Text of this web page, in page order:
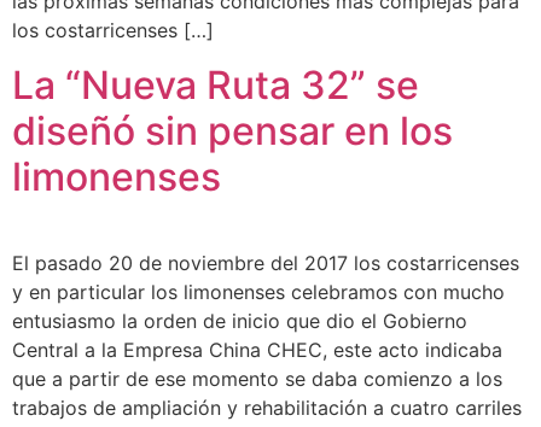
los costarricenses […]
La “Nueva Ruta 32” se
diseñó sin pensar en los
limonenses
El pasado 20 de noviembre del 2017 los costarricenses
y en particular los limonenses celebramos con mucho
entusiasmo la orden de inicio que dio el Gobierno
Central a la Empresa China CHEC, este acto indicaba
que a partir de ese momento se daba comienzo a los
trabajos de ampliación y rehabilitación a cuatro carriles